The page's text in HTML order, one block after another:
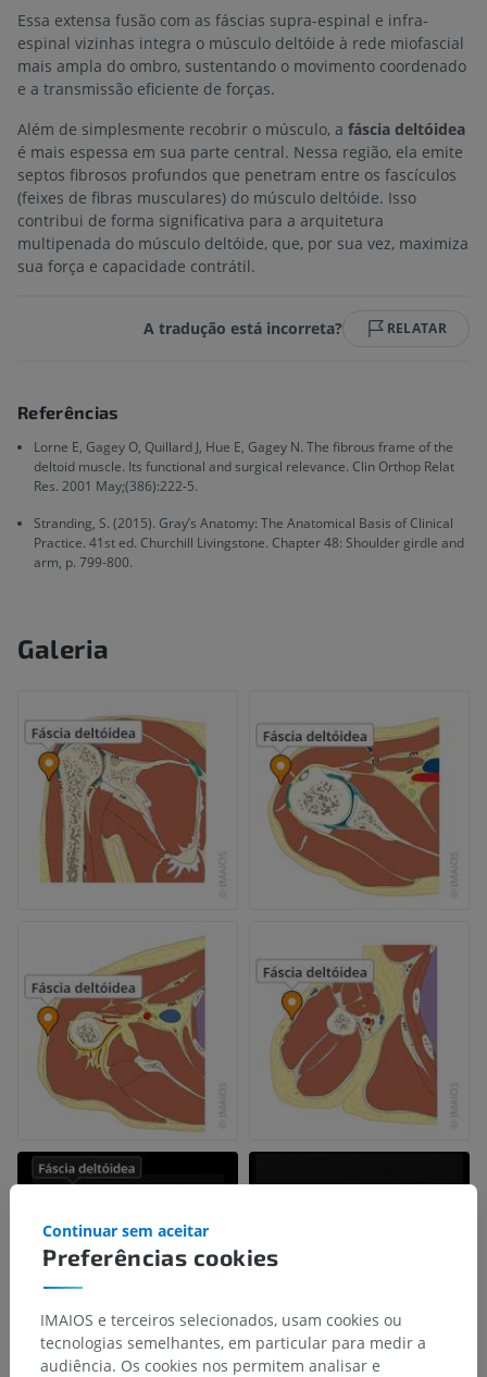
Essa extensa fusão com as fáscias supra-espinal e infra-
espinal vizinhas integra o músculo deltóide à rede miofascial
mais ampla do ombro, sustentando o movimento coordenado
e a transmissão eficiente de forças.
Além de simplesmente recobrir o músculo, a fáscia deltóidea
é mais espessa em sua parte central. Nessa região, ela emite
septos fibrosos profundos que penetram entre os fascículos
(feixes de fibras musculares) do músculo deltóide. Isso
contribui de forma significativa para a arquitetura
multipenada do músculo deltóide, que, por sua vez, maximiza
sua força e capacidade contrátil.
A tradução está incorreta? RELATAR
Referências
Lorne E, Gagey O, Quillard J, Hue E, Gagey N. The fibrous frame of the
deltoid muscle. Its functional and surgical relevance. Clin Orthop Relat
Res. 2001 May;(386):222-5.
Stranding, S. (2015). Gray’s Anatomy: The Anatomical Basis of Clinical
Practice. 41st ed. Churchill Livingstone. Chapter 48: Shoulder girdle and
arm, p. 799-800.
Galeria
Preferências cookies
Continuar sem aceitar
IMAIOS e terceiros selecionados, usam cookies ou
tecnologias semelhantes, em particular para medir a
audiência. Os cookies nos permitem analisar e